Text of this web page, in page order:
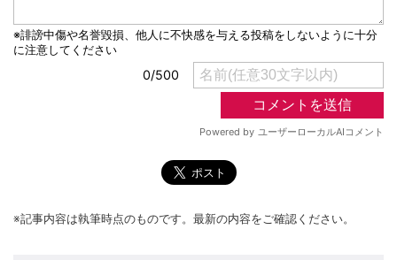
※記事内容は執筆時点のものです。最新の内容をご確認ください。